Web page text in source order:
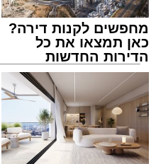
מחפשים לקנות דירה?
כאן תמצאו את כל
הדירות החדשות
למכירה באשדוד >>>